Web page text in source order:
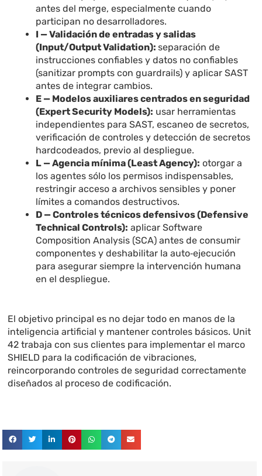
antes del merge, especialmente cuando
participan no desarrolladores.
I — Validación de entradas y salidas
(Input/Output Validation):separación de
instrucciones confiables y datos no confiables
(sanitizar prompts con guardrails) y aplicar SAST
antes de integrar cambios.
E — Modelos auxiliares centrados en seguridad
(Expert Security Models): usar herramientas
independientes para SAST, escaneo de secretos,
verificación de controles y detección de secretos
hardcodeados, previo al despliegue.
L — Agencia mínima (Least Agency): otorgar a
los agentes sólo los permisos indispensables,
restringir acceso a archivos sensibles y poner
límites a comandos destructivos.
D — Controles técnicos defensivos (Defensive
Technical Controls): aplicar Software
Composition Analysis (SCA) antes de consumir
componentes y deshabilitar la auto‑ejecución
para asegurar siempre la intervención humana
en el despliegue.
El objetivo principal es no dejar todo en manos de la
inteligencia artificial y mantener controles básicos. Unit
42 trabaja con sus clientes para implementar el marco
SHIELD para la codificación de vibraciones,
reincorporando controles de seguridad correctamente
diseñados al proceso de codificación.